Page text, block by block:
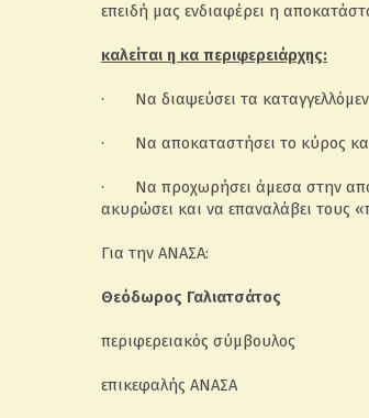
επειδή μας ενδιαφέρει η
καλείται η κα περιφερειάρχης:
· Να διαψεύσει τα
· Να αποκαταστήσει το κύρος και
· Να προχωρήσει άμεσα στην
ακυρώσει και να επαναλάβει τους
Για την ΑΝΑΣΑ:
Θεόδωρος Γαλιατσάτος
περιφερειακός σύμβουλος
επικεφαλής ΑΝΑΣΑ